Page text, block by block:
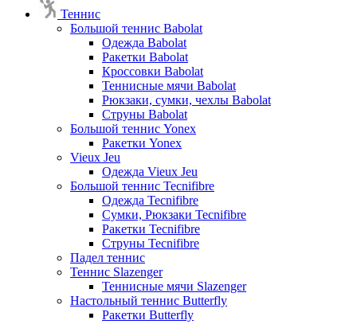
Теннис
Большой теннис Babolat
Одежда Babolat
Ракетки Babolat
Кроссовки Babolat
Теннисные мячи Babolat
Рюкзаки, сумки, чехлы Babolat
Струны Babolat
Большой теннис Yonex
Ракетки Yonex
Vieux Jeu
Одежда Vieux Jeu
Большой теннис Tecnifibre
Одежда Tecnifibre
Сумки, Рюкзаки Tecnifibre
Ракетки Tecnifibre
Струны Tecnifibre
Падел теннис
Теннис Slazenger
Теннисные мячи Slazenger
Настольный теннис Butterfly
Ракетки Butterfly